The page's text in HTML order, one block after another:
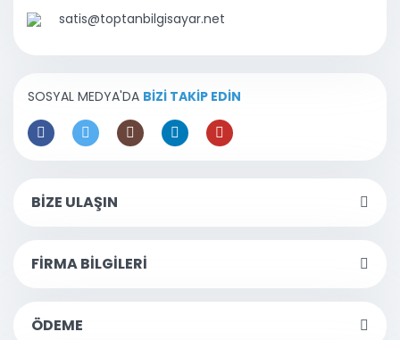
satis@toptanbilgisayar.net
SOSYAL MEDYA'DA BİZİ TAKİP EDİN
BİZE ULAŞIN
FİRMA BİLGİLERİ
ÖDEME